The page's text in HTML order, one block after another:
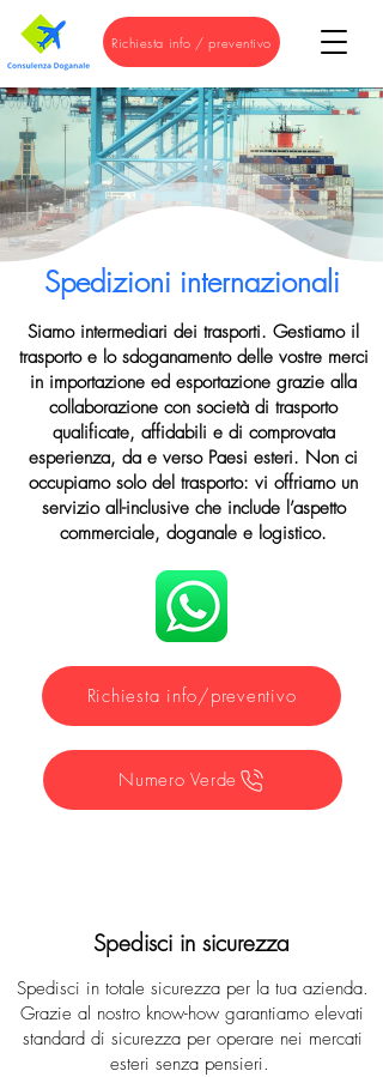
Richiesta info / preventivo
Spedizioni internazionali
Siamo intermediari dei trasporti. Gestiamo il
trasporto e lo sdoganamento delle vostre merci
in importazione ed esportazione grazie alla
collaborazione con società di trasporto
qualificate, affidabili e di comprovata
esperienza, da e verso Paesi esteri. Non ci
occupiamo solo del trasporto: vi offriamo un
servizio all-inclusive che include l’aspetto
commerciale, doganale e logistico.
Richiesta info/preventivo
Numero Verde
Spedisci in sicurezza
Spedisci in totale sicurezza per la tua azienda.
Grazie al nostro know-how garantiamo elevati
standard di sicurezza per operare nei mercati
esteri senza pensieri.